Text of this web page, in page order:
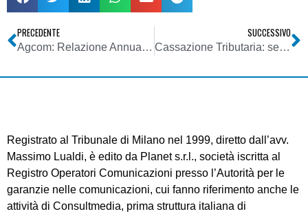
PRECEDENTE
Agcom: Relazione Annuale 2008
SUCCESSIVO
Cassazione Tributaria: sentenza accertamento sui soci in materia di utili extracontabili
Registrato al Tribunale di Milano nel 1999, diretto dall’avv.
Massimo Lualdi, è edito da Planet s.r.l., società iscritta al
Registro Operatori Comunicazioni presso l’Autorità per le
garanzie nelle comunicazioni, cui fanno riferimento anche le
attività di Consultmedia, prima struttura italiana di